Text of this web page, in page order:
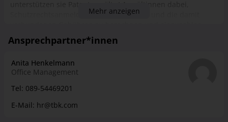
Schutzrechtsanmeldungen einzureichen und die damit
Außerdem organisieren sie Fristen und Wiedervorlagen für
Anmeldungen, Verlängerungen und
Mehr anzeigen
Ansprechpartner*innen
Anita Henkelmann
Office Management
Tel: 089-54469201
E-Mail: hr@tbk.com